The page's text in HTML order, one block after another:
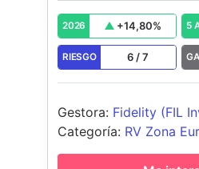
2026 +14,80% 5
RIESGO 6 /7
Gestora: Fidelity (FIL
S.A.)
Categoría: RV Zona